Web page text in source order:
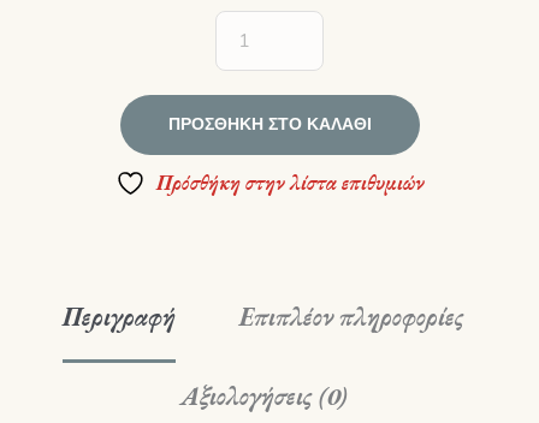
ΠΡΟΣΘΉΚΗ ΣΤΟ ΚΑΛΆΘΙ
Πρόσθήκη στην λίστα επιθυμιών
Περιγραφή Επιπλέον πληροφορίες
Αξιολογήσεις (0)